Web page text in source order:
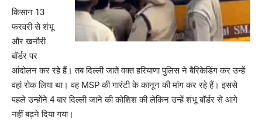
किसान 13
फरवरी से शंभू
और खनौरी
बॉर्डर पर
आंदोलन कर रहे हैं। तब दिल्ली जाते वक्त हरियाणा पुलिस ने बैरिकेडिंग कर उन्हें
वहां रोक लिया था। वह MSP की गारंटी के कानून की मांग कर रहे हैं। इससे
पहले उन्होंने 4 बार दिल्ली जाने की कोशिश की लेकिन उन्हें शंभू बॉर्डर से आगे
नहीं बढ़ने दिया गया।